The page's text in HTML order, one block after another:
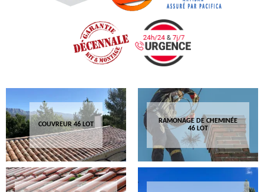
COUVREUR 46 LOT
RAMONAGE DE CHEMINÉE
46 LOT